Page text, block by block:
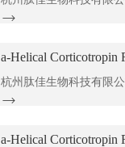
a-Helical Corticotropin
a-Helical Corticotropin